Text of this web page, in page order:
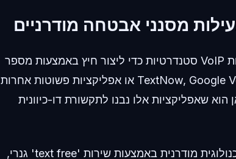
מסנני אבטחה מודרניים
במשך שנים, משתמשים הסתמכו על אפליקציות VoIP סטנדרטיות כדי ליצור חיץ באמצעות מספר
טלפון משני. ייתכן שניסיתם שירותים כמו TextNow, Google Voice או אפליקציות פשוטות אחרות
שאפליקציות אלו נבנו לתקשורת דו-כיוונית
כשמנסים להירשם לפלטפורמה חברתית או טכנולוגית מודרנית באמצעות שירות 'text free' גנרי,